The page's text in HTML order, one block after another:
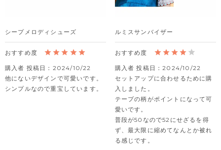
シープメロディシューズ
購入者 投稿日
2024/10/22
他にないデザインで可愛いです。
シンプルなので重宝しています。
ルミスサンバイザー
購入者 投稿日
2024/10/22
セットアップに合わせるために購
入しました。
テープの柄がポイントになって可
愛いです。
普段が50なので52にせざるを得
ず、最大限に縮めてなんとか被れ
る感じです。